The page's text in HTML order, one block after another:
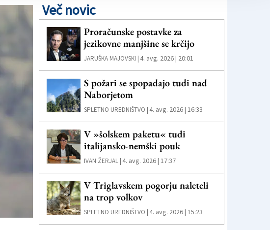
Več novic
Proračunske postavke za
jezikovne manjšine se krčijo
JARUŠKA MAJOVSKI |4. avg. 2026 | 20:01
S požari se spopadajo tudi nad
Naborjetom
SPLETNO UREDNIŠTVO |4. avg. 2026 | 16:33
V »šolskem paketu« tudi
italijansko-nemški pouk
IVAN ŽERJAL |4. avg. 2026 | 17:37
V Triglavskem pogorju naleteli
na trop volkov
SPLETNO UREDNIŠTVO |4. avg. 2026 | 15:23